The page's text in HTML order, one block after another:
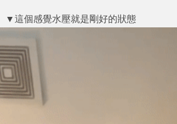
▼這個感覺水壓就是剛好的狀態